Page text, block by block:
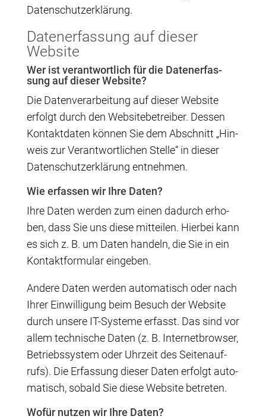
Datenschutzerklärung.
Daten­er­fas­sung auf die­ser
Website
Wer ist ver­ant­wort­lich für die Daten­er­fas­
sung auf die­ser Website?
Die Daten­ver­ar­bei­tung auf die­ser Web­site
erfolgt durch den Web­site­be­trei­ber. Des­sen
Kon­takt­da­ten kön­nen Sie dem Abschnitt „Hin­
weis zur Ver­ant­wort­li­chen Stel­le“ in die­ser
Daten­schutz­er­klä­rung entnehmen.
Wie erfas­sen wir Ihre Daten?
Ihre Daten wer­den zum einen dadurch erho­
ben, dass Sie uns die­se mit­tei­len. Hier­bei kann
es sich z. B. um Daten han­deln, die Sie in ein
Kon­takt­for­mu­lar eingeben.
Ande­re Daten wer­den auto­ma­tisch oder nach
Ihrer Ein­wil­li­gung beim Besuch der Web­site
durch unse­re IT-Sys­te­me erfasst. Das sind vor
allem tech­ni­sche Daten (z. B. Inter­net­brow­ser,
Betriebs­sys­tem oder Uhr­zeit des Sei­ten­auf­
rufs). Die Erfas­sung die­ser Daten erfolgt auto­
ma­tisch, sobald Sie die­se Web­site betreten.
Wofür nut­zen wir Ihre Daten?